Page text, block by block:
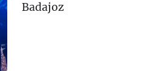
Badajoz